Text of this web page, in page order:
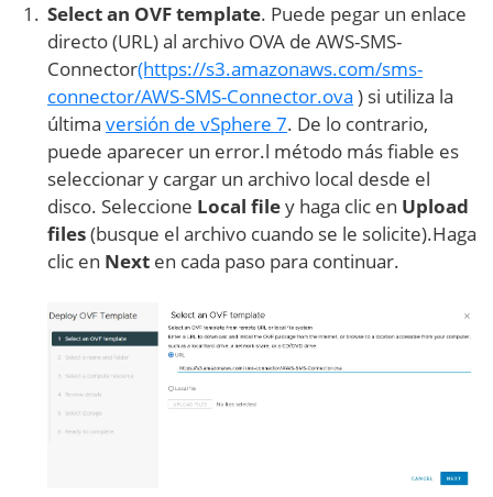
Select an OVF template. Puede pegar un enlace
directo (URL) al archivo OVA de AWS-SMS-
Connector(https://s3.amazonaws.com/sms-
connector/AWS-SMS-Connector.ova ) si utiliza la
última versión de vSphere 7. De lo contrario,
puede aparecer un error.l método más fiable es
seleccionar y cargar un archivo local desde el
disco. Seleccione Local filey haga clic en Upload
files(busque el archivo cuando se le solicite).Haga
clic en Next en cada paso para continuar.